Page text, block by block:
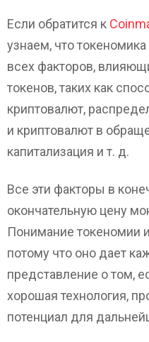
Если обратится к
узнаем, что
всех факторов,
токенов, таких как
криптовалют,
и криптовалют в
капитализация и т. д.
Все эти факторы в
окончательную цену
Понимание токеномии
потому что оно дает
представление о том,
хорошая технология,
потенциал для